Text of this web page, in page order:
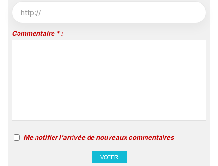
Commentaire * :
Me notifier l'arrivée de nouveaux commentaires